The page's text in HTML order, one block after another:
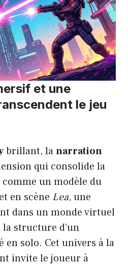
et une
le jeu
brillant, lanarration
qui consolide la
comme un modèle du
en scène Lea, une
dans un monde virtuel
la structure d’un
en solo. Cet univers à la
invite le joueur à